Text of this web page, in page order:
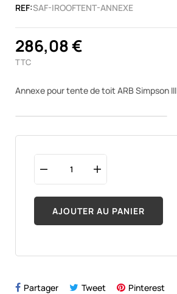
REF:SAF-IROOFTENT-ANNEXE
286,08 €
TTC
Annexe pour tente de toit ARB Simpson III
AJOUTER AU PANIER
Partager Tweet Pinterest